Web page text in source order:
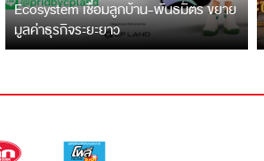
Ecosystem เชื่อมลูกบ้าน-พันธมิตร ขยาย
มูลค่าธุรกิจระยะยาว